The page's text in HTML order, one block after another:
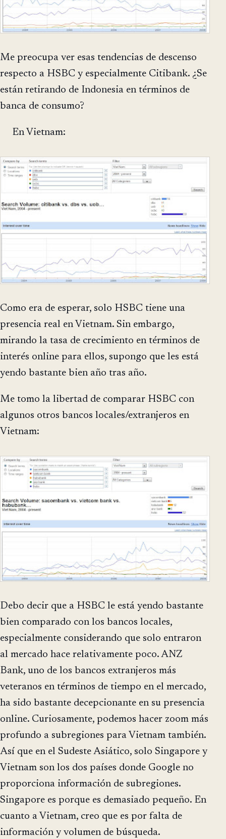
Me preocupa ver esas tendencias de descenso
respecto a HSBC y especialmente Citibank. ¿Se
están retirando de Indonesia en términos de
banca de consumo?
En Vietnam:
Como era de esperar, solo HSBC tiene una
presencia real en Vietnam. Sin embargo,
mirando la tasa de crecimiento en términos de
interés online para ellos, supongo que les está
yendo bastante bien año tras año.
Me tomo la libertad de comparar HSBC con
algunos otros bancos locales/extranjeros en
Vietnam:
Debo decir que a HSBC le está yendo bastante
bien comparado con los bancos locales,
especialmente considerando que solo entraron
al mercado hace relativamente poco. ANZ
Bank, uno de los bancos extranjeros más
veteranos en términos de tiempo en el mercado,
ha sido bastante decepcionante en su presencia
online. Curiosamente, podemos hacer zoom más
profundo a subregiones para Vietnam también.
Así que en el Sudeste Asiático, solo Singapore y
Vietnam son los dos países donde Google no
proporciona información de subregiones.
Singapore es porque es demasiado pequeño. En
cuanto a Vietnam, creo que es por falta de
información y volumen de búsqueda.